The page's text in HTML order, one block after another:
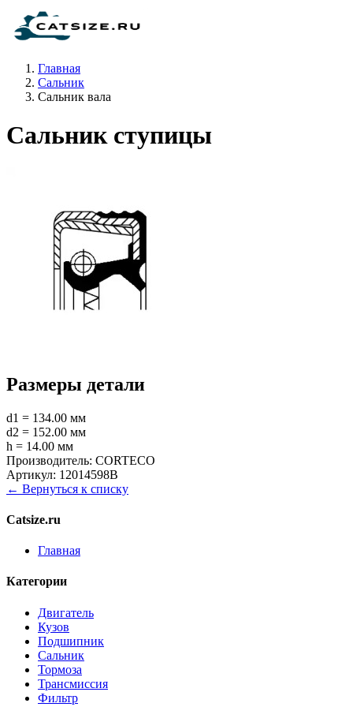
Главная
Сальник
Сальник вала
Сальник ступицы
Размеры детали
d1 = 134.00 мм
d2 = 152.00 мм
h = 14.00 мм
Производитель: CORTECO
Артикул: 12014598B
← Вернуться к списку
Catsize.ru
Главная
Категории
Двигатель
Кузов
Подшипник
Сальник
Тормоза
Трансмиссия
Фильтр